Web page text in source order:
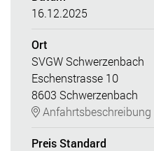
16.12.2025
Ort
SVGW Schwerzenbach
Eschenstrasse 10
8603 Schwerzenbach
Anfahrtsbeschreibung
Preis Standard